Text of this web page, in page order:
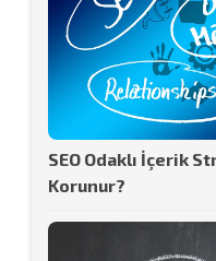
SEO Odaklı İçerik
Korunur?